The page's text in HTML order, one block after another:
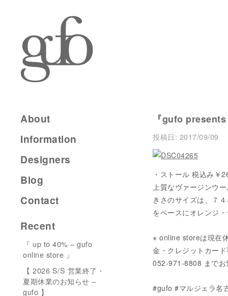
『gufo
投稿日: 2017/09/09
・ストール 税込み￥
上質なヴァージンウ
きさのサイズは、７
をベースにオレンジ
※ online storeは現在
金・クレジットカー
052-971-8808 までお
#gufo #マルジェラ名
About
Information
Designers
Blog
Contact
Recent
『 up to 40% – gufo
online store 』
【 2026 S/S 営業終了・
夏期休業のお知らせ –
gufo 】